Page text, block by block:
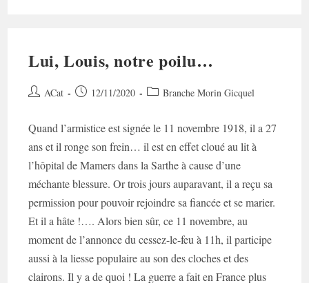
Vie
De
Lui, Louis, notre poilu…
Auteur/autrice
publication :
ACat
Post 12/11/2020
PostBranche Morin Gicquel
Quand l’armistice est signée le 11 novembre 1918, il a 27
ans et il ronge son frein… il est en effet cloué au lit à
l’hôpital de Mamers dans la Sarthe à cause d’une
méchante blessure. Or trois jours auparavant, il a reçu sa
permission pour pouvoir rejoindre sa fiancée et se marier.
Et il a hâte !…. Alors bien sûr, ce 11 novembre, au
moment de l’annonce du cessez-le-feu à 11h, il participe
aussi à la liesse populaire au son des cloches et des
clairons. Il y a de quoi ! La guerre a fait en France plus